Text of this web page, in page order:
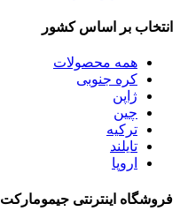
انتخاب بر اساس کشور
همه محصولات
کره جنوبی
ژاپن
چین
ترکیه
تایلند
اروپا
فروشگاه اینترنتی جیمومارکت